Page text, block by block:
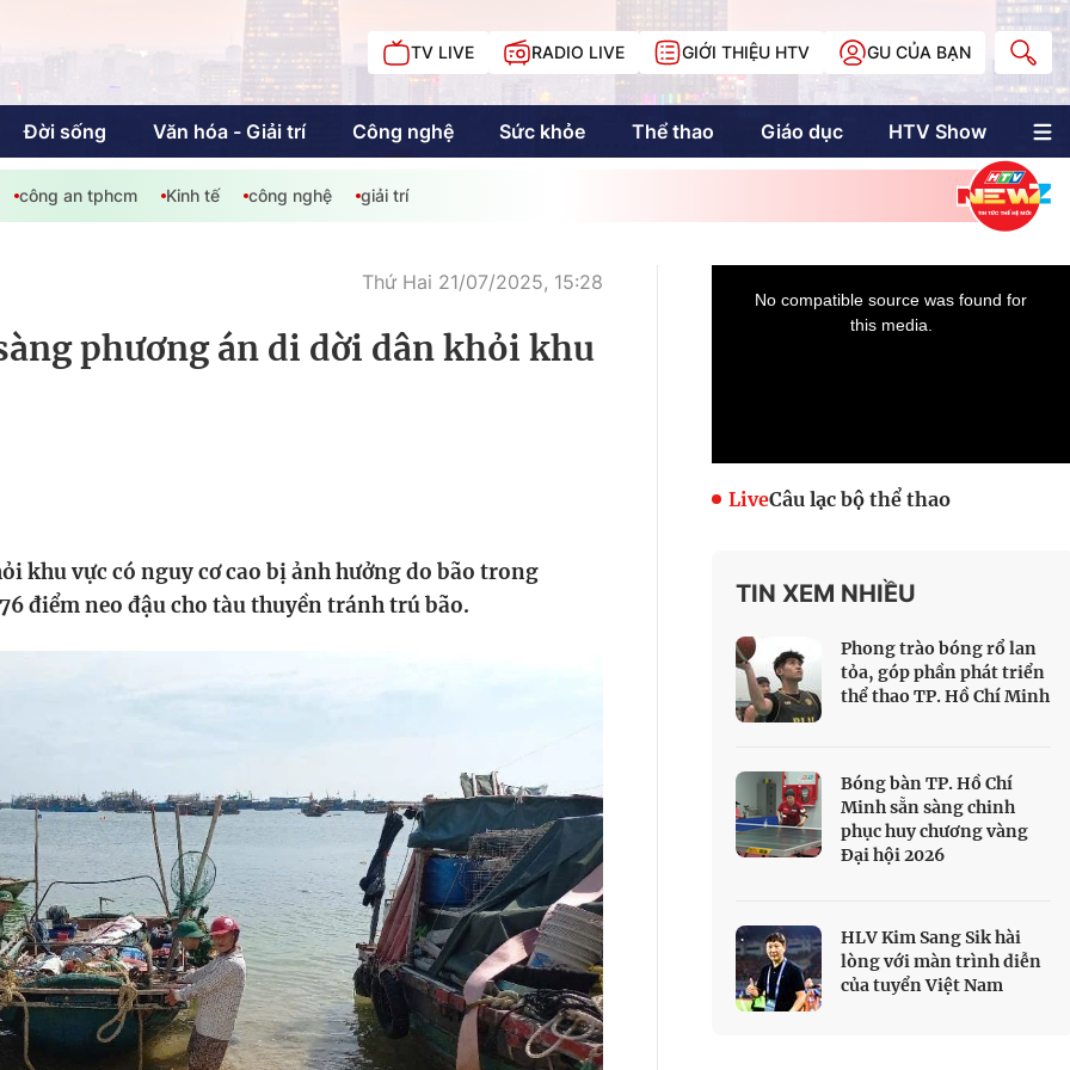
TV LIVE RADIO LIVE GIỚI THIỆU HTV GU CỦA BẠN
Đời sống Văn hóa - Giải trí Công nghệ Sức khỏe Thể thao Giáo dục HTV Show
trí
Giáo dục Kinh tế
không
trình
Phim truyền hình
Made By Vietnam
Multimedia
Multiform
Doanh nhân Sài
Gòn
công an tphcm Kinh tế công nghệ giải trí
Thứ Hai 21/07/2025, 15:28
phương án di dời dân khỏi khu
khu vực có nguy cơ cao bị ảnh hưởng do bão trong
điểm neo đậu cho tàu thuyền tránh trú bão.
LiveCâu lạc bộ thể thao
TIN XEM NHIỀU
Phong trào bóng rổ lan
tỏa, góp phần phát triển
thể thao TP. Hồ Chí Minh
Bóng bàn TP. Hồ Chí
Minh sẵn sàng chinh
phục huy chương vàng
Đại hội 2026
HLV Kim Sang Sik hài
lòng với màn trình diễn
của tuyển Việt Nam